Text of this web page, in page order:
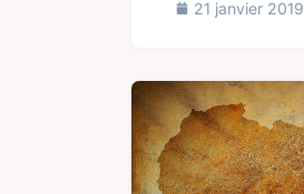
21 janvier 2019